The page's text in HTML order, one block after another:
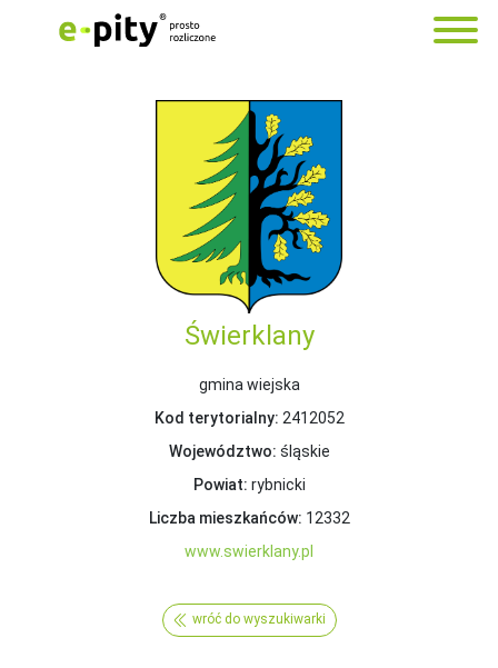
Świerklany
gmina wiejska
Kod terytorialny: 2412052
Województwo: śląskie
Powiat: rybnicki
Liczba mieszkańców: 12332
www.swierklany.pl
wróć do wyszukiwarki